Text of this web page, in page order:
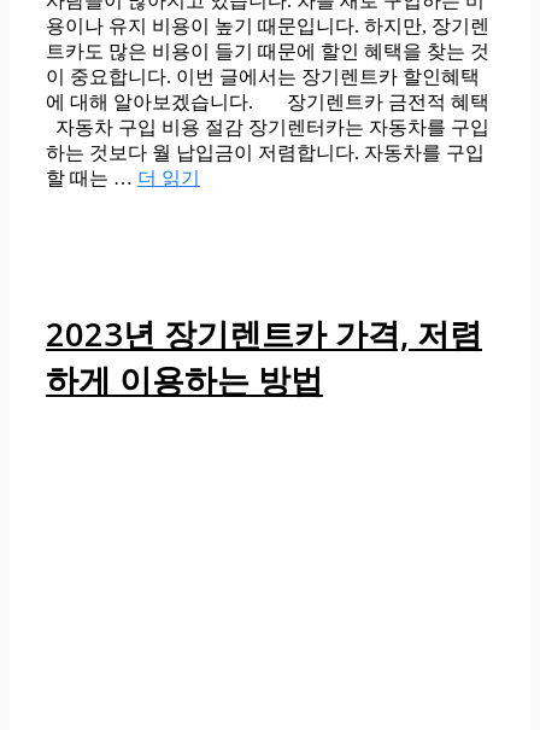
용이나 유지 비용이 높기 때문입니다. 하지만, 장기렌
트카도 많은 비용이 들기 때문에 할인 혜택을 찾는 것
이 중요합니다. 이번 글에서는 장기렌트카 할인혜택
에 대해 알아보겠습니다. 장기렌트카 금전적 혜택
자동차 구입 비용 절감 장기렌터카는 자동차를 구입
하는 것보다 월 납입금이 저렴합니다. 자동차를 구입
할 때는 … 더 읽기
2023년 장기렌트카 가격, 저렴
하게 이용하는 방법